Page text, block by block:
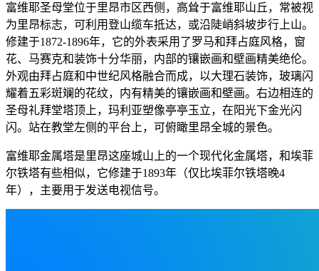
富维耶圣母堂位于里昂市区西侧，高耸于富维耶山丘，常被视
为里昂标志，可利用登山缆车抵达，或沿陡峭斜坡步行上山。
修建于1872-1896年，它的外表采用了罗马和拜占庭风格，窗
花、马赛克和装饰十分华丽，内部的镶嵌画和壁画精美绝伦。
外观由拜占庭和中世纪风格融合而成，以大理石装饰，玻璃闪
耀着五彩斑斓的花纹，内有精美的镶嵌画和壁画。右边相连的
圣母礼拜堂塔顶上，玛利亚塑像亭亭玉立，在阳光下金光闪
闪。站在教堂左侧的平台上，可俯瞰里昂全城的景色。
富维耶金属塔是里昂这座城山上的一个现代化金属塔，和埃菲
尔铁塔有些相似，它修建于1893年（仅比埃菲尔铁塔晚4
年），主要用于发送电视信号。